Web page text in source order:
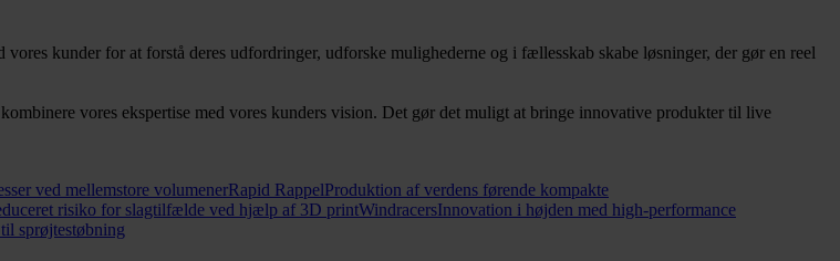
kunder for at forstå deres udfordringer, udforske mulighederne og i fællesskab skabe løsninger, der gør en reel
vores ekspertise med vores kunders vision. Det gør det muligt at bringe innovative produkter til live
ved mellemstore volumenerRapid RappelProduktion af verdens førende kompakte
risiko for slagtilfælde ved hjælp af 3D printWindracersInnovation i højden med high-performance
sprøjtestøbning